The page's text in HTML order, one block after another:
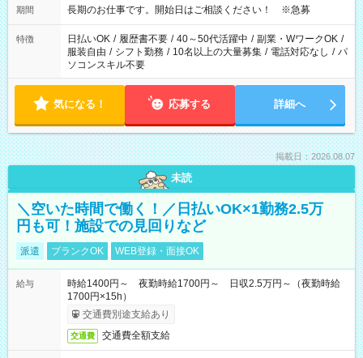
期間 長期のお仕事です。開始日はご相談ください！ ※急募
特徴 日払いOK / 履歴書不要 / 40～50代活躍中 / 副業・WワークOK /
服装自由 / シフト勤務 / 10名以上の大量募集 / 電話対応なし / パ
ソコンスキル不要
気になる！ 応募する 詳細へ
掲載日：2026.08.07
未読
＼空いた時間で働く！／日払いOK×1勤務2.5万
円も可！施設での見回りなど
派遣 ブランクOK WEB登録・面接OK
給与
時給1400円～ 夜勤時給1700円～ 日収2.5万円～（夜勤時給
1700円×15h）
交通費別途支給あり
交通費 交通費全額支給